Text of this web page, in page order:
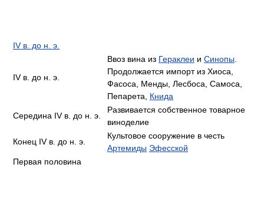
IV в. до н. э.
IV в. до н. э.
Ввоз вина из Гераклеи и Синопы.
Продолжается импорт из Хиоса,
Фасоса, Менды, Лесбоса, Самоса,
Пепарета, Книда
Середина IV в. до н. э.
Развивается собственное товарное
виноделие
Конец IV в. до н. э.
Культовое сооружение в честь
Артемиды Эфесской
Первая половина